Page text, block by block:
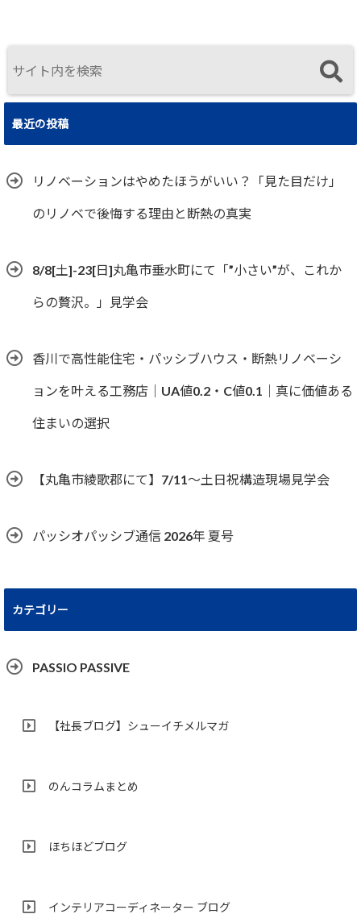
最近の投稿
リノベーションはやめたほうがいい？「見た目だけ」
のリノベで後悔する理由と断熱の真実
8/8[土]-23[日]丸亀市垂水町にて「”小さい”が、これか
らの贅沢。」見学会
香川で高性能住宅・パッシブハウス・断熱リノベーシ
ョンを叶える工務店｜UA値0.2・C値0.1｜真に価値ある
住まいの選択
【丸亀市綾歌郡にて】7/11～土日祝構造現場見学会
パッシオパッシブ通信 2026年 夏号
カテゴリー
PASSIO PASSIVE
【社長ブログ】シューイチメルマガ
のんコラムまとめ
ほちほどブログ
インテリアコーディネーター ブログ